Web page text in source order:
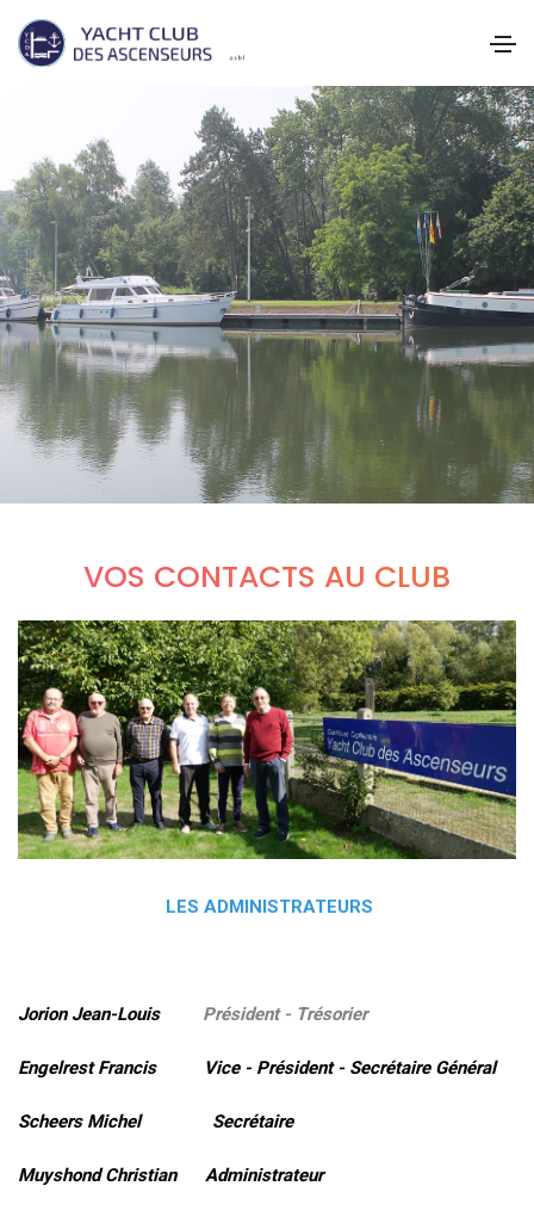
VOS CONTACTS AU CLUB
LES ADMINISTRATEURS
Jorion Jean-Louis Président - Trésorier
Engelrest Francis Vice - Président - Secrétaire Général
Scheers Michel Secrétaire
Muyshond Christian Administrateur